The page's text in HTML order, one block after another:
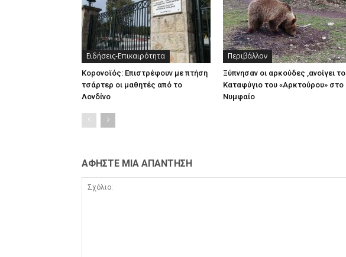
Ειδήσεις-Επικαιρότητα
Κορονοϊός: Επιστρέφουν με πτήση
τσάρτερ οι μαθητές από το
Λονδίνο
Περιβάλλον
Ξύπνησαν οι αρκούδες ,ανοίγει το
Καταφύγιο του «Αρκτούρου» στο
Νυμφαίο
ΑΦΗΣΤΕ ΜΙΑ ΑΠΑΝΤΗΣΗ